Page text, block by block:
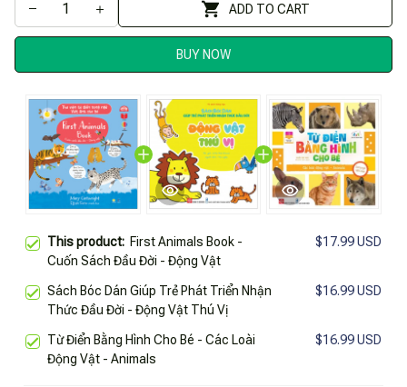
ADD TO CART
BUY NOW
This product: First Animals Book -
Cuốn Sách Đầu Đời - Động Vật
$17.99 USD
Sách Bóc Dán Giúp Trẻ Phát Triển Nhận
Thức Đầu Đời - Động Vật Thú Vị
$16.99 USD
Từ Điển Bằng Hình Cho Bé - Các Loài
Động Vật - Animals
$16.99 USD